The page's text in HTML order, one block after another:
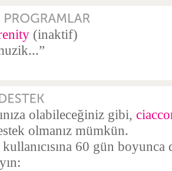
(inaktif)
olabileceğiniz gibi,
olmanız mümkün.
kullanıcısına 60 gün